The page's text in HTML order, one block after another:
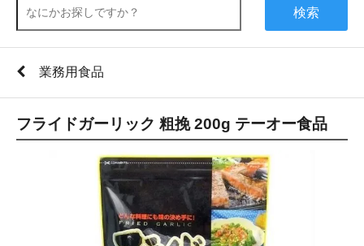
検索
業務用食品
フライドガーリック 粗挽 200g テーオー食品